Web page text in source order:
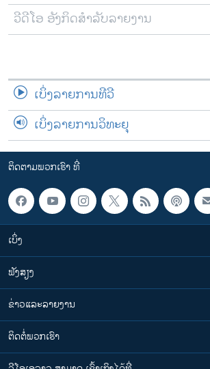
ວີດີໂອ ອັງກິດສຳລັບລາຍງານ
ເບິ່ງລາຍການທີວີ
ເບິ່ງລາຍການວິທະຍຸ
ຕິດຕາມພວກເຮົາ ທີ່
ເບິ່ງ
ຟັງສຽງ
ຂ່າວແລະລາຍງານ
ຕິດຕໍ່ພວກເຮົາ